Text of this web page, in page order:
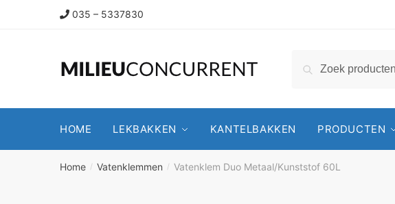
035 – 5337830
Zoeken
HOME LEKBAKKEN KANTELBAKKEN PRODUCTEN
Home / Vatenklemmen / Vatenklem Duo Metaal/Kunststof 60L